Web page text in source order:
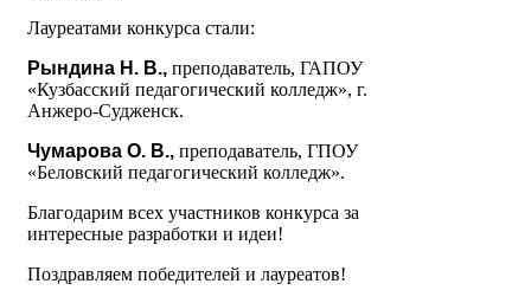
Лауреатами конкурса стали:
Рындина Н. В., преподаватель, ГАПОУ
«Кузбасский педагогический колледж», г.
Анжеро-Судженск.
Чумарова О. В., преподаватель, ГПОУ
«Беловский педагогический колледж».
Благодарим всех участников конкурса за
интересные разработки и идеи!
Поздравляем победителей и лауреатов!